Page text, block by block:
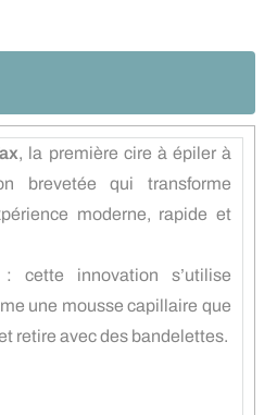
, la première cire à épiler à
brevetée qui transforme
moderne, rapide et
cette innovation s’utilise
une mousse capillaire que
retire avec des bandelettes.